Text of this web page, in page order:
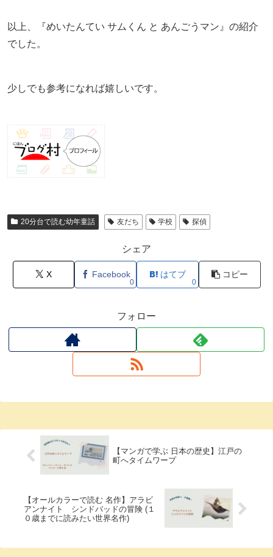
以上、『めいたんてい サムくん と あんごうマン』の紹介
でした。
少しでも参考になれば嬉しいです。
20分台で読む幼年童話 友だち 学校 探偵
シェア
X Facebook
0
はてブ
0
コピー
フォロー
【マンガで学ぶ 日本の歴史】江戸の
町へタイムワープ
【オールカラーで読む 名作】アラビ
アンナイト シンドバッドの冒険 (１
０歳までに読みたい世界名作)